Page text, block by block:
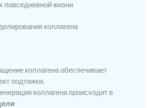
повседневной жизни
коллагена
коллагена обеспечивает
подтяжки.
коллагена происходит в